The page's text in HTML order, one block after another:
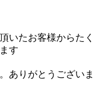
いたお客様からたく
す
ありがとうございま